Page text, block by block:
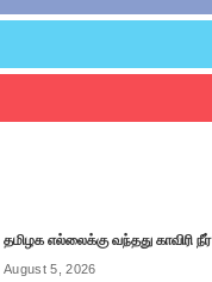
தமிழக எல்லைக்கு வந்தது காவிரி நீர்
August 5, 2026